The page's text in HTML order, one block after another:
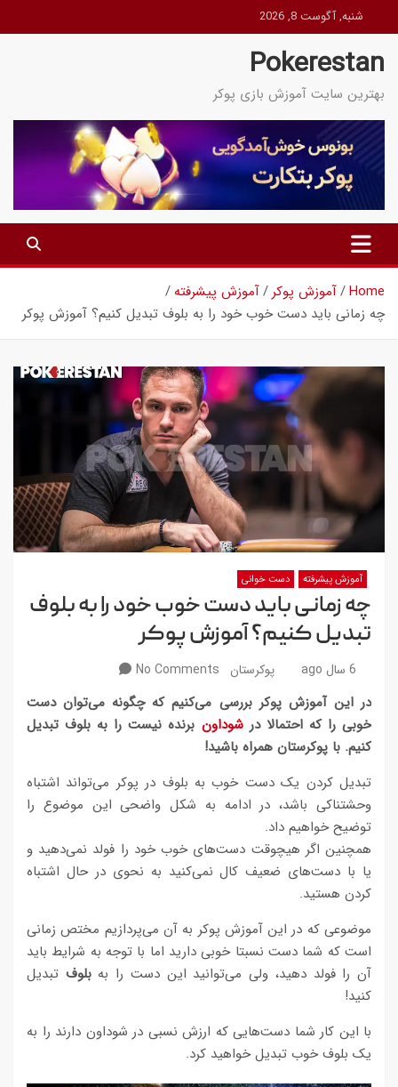
to
content
شنبه, آگوست 8, 2026
Pokerestan
بهترین سایت آموزش بازی پوکر
Home آموزش پوکر
آموزش پیشرفته
چه زمانی باید دست خوب خود را به بلوف تبدیل کنیم؟ آموزش پوکر
آموزش پیشرفته دست خوانی
چه زمانی باید دست خوب خود را به بلوف
تبدیل کنیم؟ آموزش پوکر
6 سال ago پوکرستان No Comments
در این آموزش پوکر بررسی می‌کنیم که چگونه می‌توان دست
خوبی را که احتمالا درشوداون برنده نیست را به بلوف تبدیل
کنیم. با پوکرستان همراه باشید!
تبدیل کردن یک دست خوب به بلوف در پوکر می‌تواند اشتباه
وحشتناکی باشد، در ادامه به شکل واضحی این موضوع را
توضیح خواهیم داد.
همچنین اگر هیچوقت دست‌های خوب خود را فولد نمی‌دهید و
یا با دست‌های ضعیف کال نمی‌کنید به نحوی در حال اشتباه
کردن هستید.
موضوعی که در این آموزش پوکر به آن می‌پردازیم مختص زمانی
است که شما دست نسبتا خوبی دارید اما با توجه به شرایط باید
آن را فولد دهید، ولی می‌توانید این دست را بهبلوف تبدیل
کنید!
با این کار شما دست‌هایی که ارزش نسبی در شوداون دارند را به
یک بلوف خوب تبدیل خواهید کرد.